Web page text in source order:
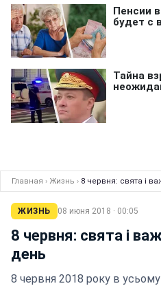
Главная › Жизнь › 8 червня: свята і
ЖИЗНЬ 08 июня 2018 · 00:05
8 червня: свята і
день
8 червня 2018 року в усьому